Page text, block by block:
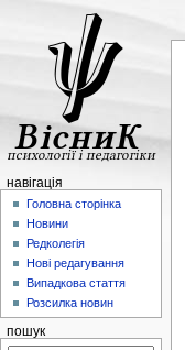
навігація
Головна сторінка
Новини
Редколегія
Нові редагування
Випадкова стаття
Розсилка новин
пошук